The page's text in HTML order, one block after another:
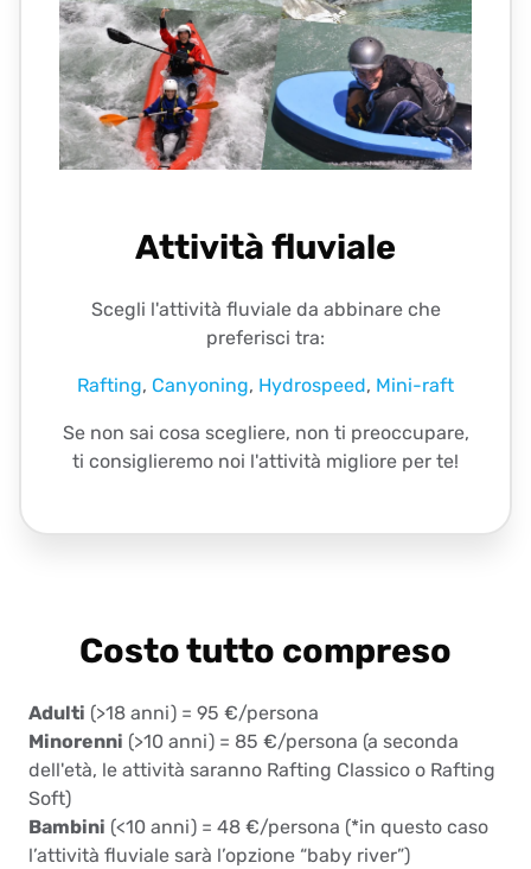
Attività fluviale
Scegli l'attività fluviale da abbinare che
preferisci tra:
Rafting, Canyoning, Hydrospeed, Mini-raft
Se non sai cosa scegliere, non ti preoccupare,
ti consiglieremo noi l'attività migliore per te!
Costo tutto compreso
Adulti (>18 anni) = 95 €/persona
Minorenni (>10 anni) = 85 €/persona (a seconda
dell'età, le attività saranno Rafting Classico o Rafting
Soft)
Bambini (<10 anni) = 48 €/persona (*in questo caso
l’attività fluviale sarà l’opzione “baby river”)